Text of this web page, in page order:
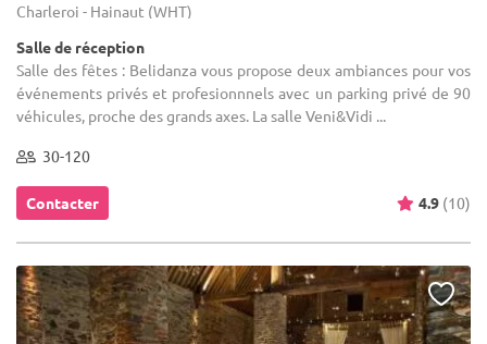
Charleroi - Hainaut (WHT)
Salle de réception
Salle des fêtes : Belidanza vous propose deux ambiances pour vos
événements privés et profesionnnels avec un parking privé de 90
véhicules, proche des grands axes. La salle Veni&Vidi ...
30-120
Contacter 4.9 (10)